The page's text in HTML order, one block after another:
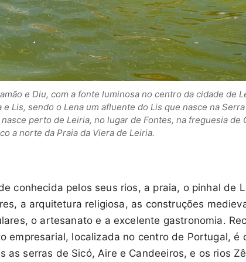
e Diu, com a fonte luminosa no centro da cidade de
e Lis, sendo o Lena um afluente do Lis que nasce na
perto de Leiria, no lugar de Fontes, na freguesia de
a norte da Praia da Viera de Leiria.
conhecida pelos seus rios, a praia, o pinhal de
a arquitetura religiosa, as construções
o artesanato e a excelente gastronomia.
empresarial, localizada no centro de Portugal, é
as serras de Sicó, Aire e Candeeiros, e os rios